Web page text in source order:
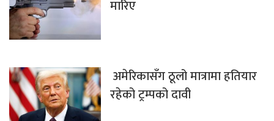
मारिए
अमेरिकासँग ठूलो मात्रामा हतियार
रहेको ट्रम्पको दावी